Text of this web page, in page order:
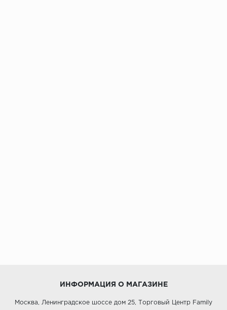
ИНФОРМАЦИЯ О МАГАЗИНЕ
Москва, Ленинградское шоссе дом 25, Торговый Центр Family